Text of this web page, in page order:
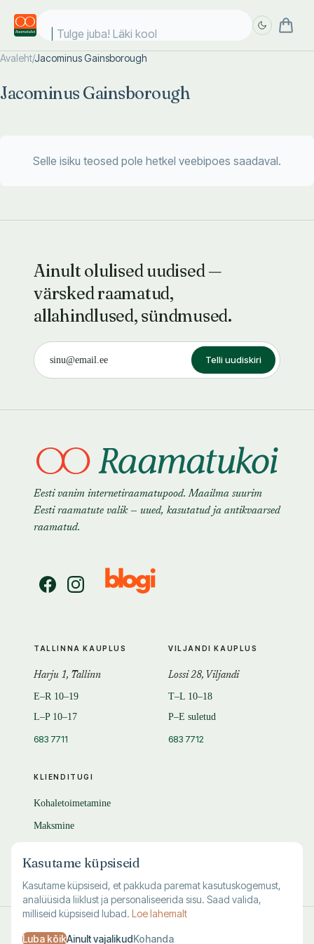
Tulge juba! Läki kooli
Avaleht/Jacominus Gainsborough
Jacominus Gainsborough
Selle isiku teosed pole hetkel veebipoes saadaval.
Ainult olulised uudised —
värsked raamatud,
allahindlused, sündmused.
Telli uudiskiri
Eesti vanim internetiraamatupood. Maailma suurim
Eesti raamatute valik — uued, kasutatud ja antikvaarsed
raamatud.
KLIENDITUGI
Kohaletoimetamine
Maksmine
KKK
TALLINNA KAUPLUS
Harju 1, Tallinn
E–R 10–19
L–P 10–17
683 7711
VILJANDI KAUPLUS
Lossi 28, Viljandi
T–L 10–18
P–E suletud
683 7712
Kasutustingimused·Privaatsus·Andmete kustutamine
Kasutame küpsiseid
Kasutame küpsiseid, et pakkuda paremat kasutuskogemust,
analüüsida liiklust ja personaliseerida sisu. Saad valida,
milliseid küpsiseid lubad. Loe lahemalt
Luba kõikAinult vajalikudKohanda